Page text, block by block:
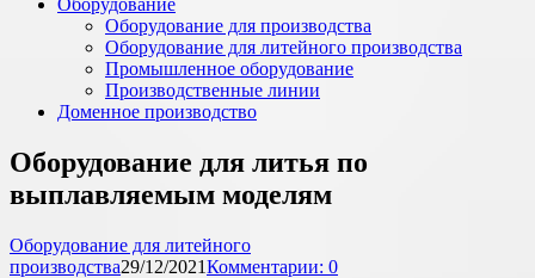
Оборудование
Оборудование для производства
Оборудование для литейного производства
Промышленное оборудование
Производственные линии
Доменное производство
Оборудование для литья по
выплавляемым моделям
Оборудование для литейного
производства29/12/2021Комментарии: 0